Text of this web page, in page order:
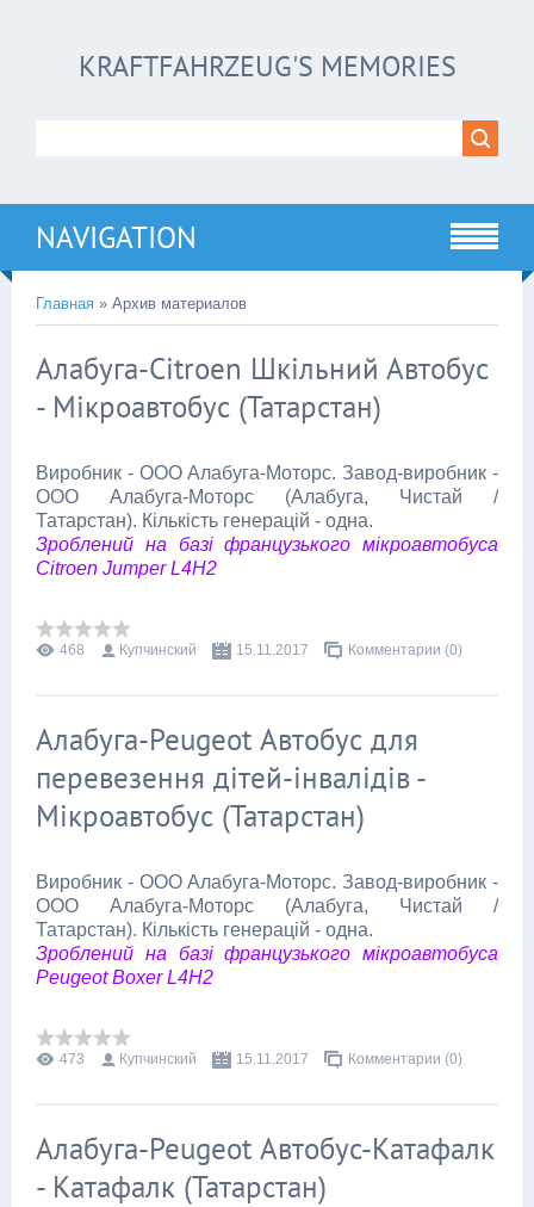
KRAFTFAHRZEUG'S MEMORIES
NAVIGATION
Главная » Архив материалов
Алабуга-Citroen Шкільний Автобус
- Мікроавтобус (Татарстан)
Виробник - ООО Алабуга-Моторс. Завод-виробник -
ООО Алабуга-Моторс (Алабуга, Чистай /
Татарстан). Кількість генерацій - одна.
Зроблений на базі французького мікроавтобуса
Citroen Jumper L4H2
468 Купчинский 15.11.2017 Комментарии (0)
Алабуга-Peugeot Автобус для
перевезення дітей-інвалідів -
Мікроавтобус (Татарстан)
Виробник - ООО Алабуга-Моторс. Завод-виробник -
ООО Алабуга-Моторс (Алабуга, Чистай /
Татарстан). Кількість генерацій - одна.
Зроблений на базі французького мікроавтобуса
Peugeot Boxer L4H2
473 Купчинский 15.11.2017 Комментарии (0)
Алабуга-Peugeot Автобус-Катафалк
- Катафалк (Татарстан)